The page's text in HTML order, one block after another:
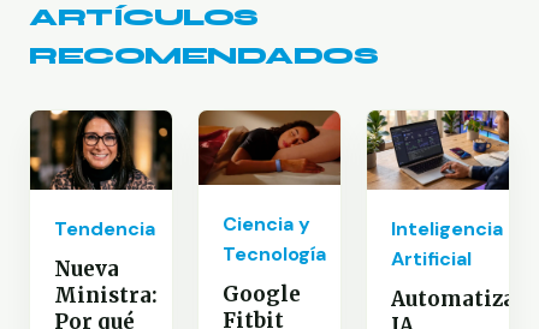
ARTÍCULOS
RECOMENDADOS
Tendencia
Nueva
Ministra:
Por qué
Ciencia y
Tecnología
Google
Fitbit
Inteligencia
Artificial